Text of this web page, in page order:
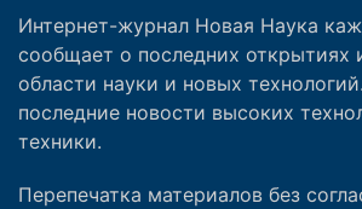
Интернет-журнал Новая Наука
сообщает о последних открытиях
области науки и новых
последние новости высоких
техники.
Перепечатка материалов без